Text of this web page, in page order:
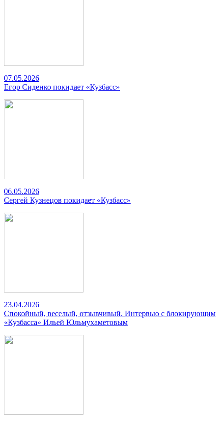
07.05.2026
Егор Сиденко покидает «Кузбасс»
06.05.2026
Сергей Кузнецов покидает «Кузбасс»
23.04.2026
Спокойный, веселый, отзывчивый. Интервью с блокирующим
«Кузбасса» Ильей Юльмухаметовым